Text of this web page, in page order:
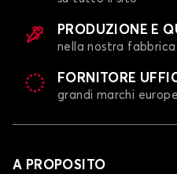
PRODUZIONE E
nella nostra fabbrica
FORNITORE
grandi marchi
A PROPOSITO